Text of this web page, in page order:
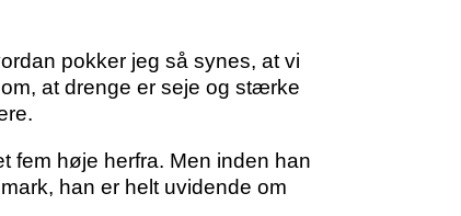
pokker jeg så synes, at vi
at drenge er seje og stærke
fem høje herfra. Men inden han
han er helt uvidende om